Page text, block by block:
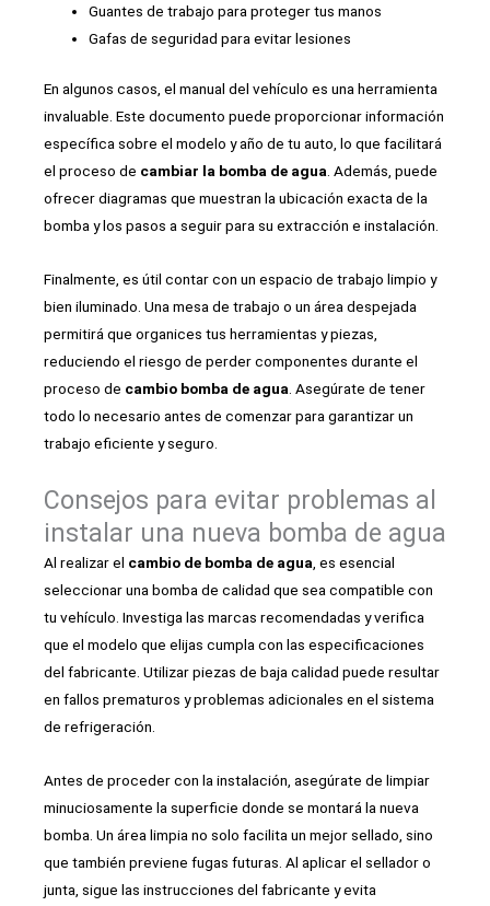
Guantes de trabajo para proteger tus manos
Gafas de seguridad para evitar lesiones
En algunos casos, el manual del vehículo es una herramienta
invaluable. Este documento puede proporcionar información
específica sobre el modelo y año de tu auto, lo que facilitará
el proceso de cambiar la bomba de agua . Además, puede
ofrecer diagramas que muestran la ubicación exacta de la
bomba y los pasos a seguir para su extracción e instalación.
Finalmente, es útil contar con un espacio de trabajo limpio y
bien iluminado. Una mesa de trabajo o un área despejada
permitirá que organices tus herramientas y piezas,
reduciendo el riesgo de perder componentes durante el
proceso de cambio bomba de agua . Asegúrate de tener
todo lo necesario antes de comenzar para garantizar un
trabajo eficiente y seguro.
Consejos para evitar problemas al
instalar una nueva bomba de agua
Al realizar el cambio de bomba de agua , es esencial
seleccionar una bomba de calidad que sea compatible con
tu vehículo. Investiga las marcas recomendadas y verifica
que el modelo que elijas cumpla con las especificaciones
del fabricante. Utilizar piezas de baja calidad puede resultar
en fallos prematuros y problemas adicionales en el sistema
de refrigeración.
Antes de proceder con la instalación, asegúrate de limpiar
minuciosamente la superficie donde se montará la nueva
bomba. Un área limpia no solo facilita un mejor sellado, sino
que también previene fugas futuras. Al aplicar el sellador o
junta, sigue las instrucciones del fabricante y evita